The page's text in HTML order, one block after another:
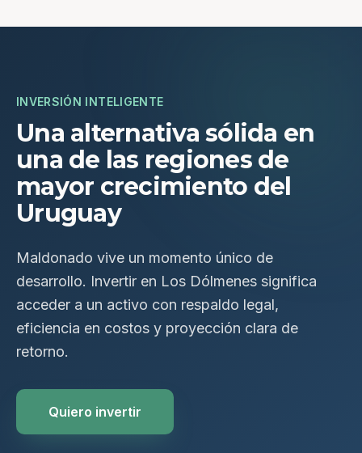
INVERSIÓN INTELIGENTE
Una alternativa sólida en
una de las regiones de
mayor crecimiento del
Uruguay
Maldonado vive un momento único de
desarrollo. Invertir en Los Dólmenes significa
acceder a un activo con respaldo legal,
eficiencia en costos y proyección clara de
retorno.
Quiero invertir